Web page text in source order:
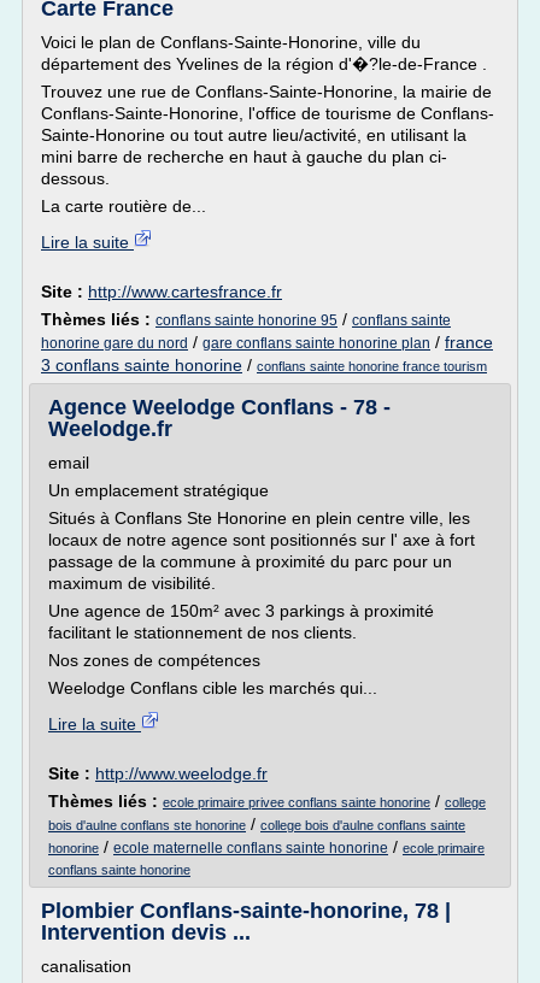
Carte France
Voici le plan de Conflans-Sainte-Honorine, ville du
département des Yvelines de la région d'�?le-de-France .
Trouvez une rue de Conflans-Sainte-Honorine, la mairie de
Conflans-Sainte-Honorine, l'office de tourisme de Conflans-
Sainte-Honorine ou tout autre lieu/activité, en utilisant la
mini barre de recherche en haut à gauche du plan ci-
dessous.
La carte routière de...
Lire la suite
Site : http://www.cartesfrance.fr
Thèmes liés : conflans sainte honorine 95 / conflans sainte
honorine gare du nord / gare conflans sainte honorine plan / france
3 conflans sainte honorine / conflans sainte honorine france tourism
Agence Weelodge Conflans - 78 -
Weelodge.fr
email
Un emplacement stratégique
Situés à Conflans Ste Honorine en plein centre ville, les
locaux de notre agence sont positionnés sur l' axe à fort
passage de la commune à proximité du parc pour un
maximum de visibilité.
Une agence de 150m² avec 3 parkings à proximité
facilitant le stationnement de nos clients.
Nos zones de compétences
Weelodge Conflans cible les marchés qui...
Lire la suite
Site : http://www.weelodge.fr
Thèmes liés : ecole primaire privee conflans sainte honorine / college
bois d'aulne conflans ste honorine / college bois d'aulne conflans sainte
honorine / ecole maternelle conflans sainte honorine / ecole primaire
conflans sainte honorine
Plombier Conflans-sainte-honorine, 78 |
Intervention devis ...
canalisation